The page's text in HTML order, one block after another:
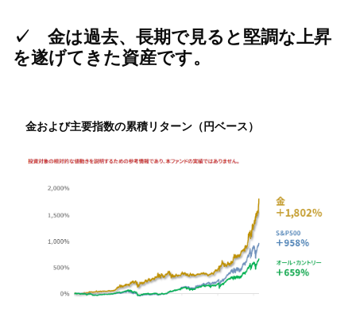
✓ 金は過去、長期で見ると堅調な上昇
を遂げてきた資産です。
金および主要指数の累積リターン（円ベース）